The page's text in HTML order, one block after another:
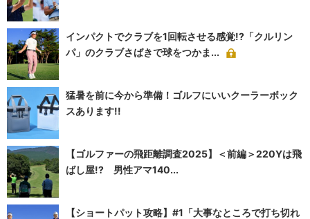
インパクトでクラブを1回転させる感覚!?「クルリン
パ」のクラブさばきで球をつかま...
猛暑を前に今から準備！ゴルフにいいクーラーボック
スあります!!
【ゴルファーの飛距離調査2025】＜前編＞220Yは飛
ばし屋!? 男性アマ140...
【ショートパット攻略】#1「大事なところで打ち切れ